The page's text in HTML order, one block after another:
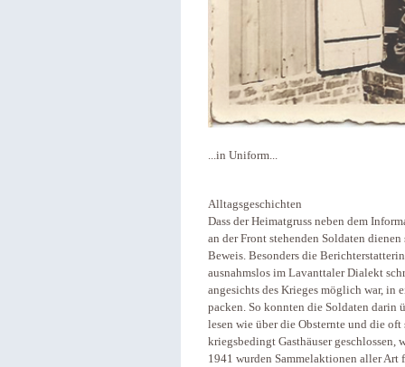
...in Uniform...
Alltagsgeschichten
Dass der Heimatgruss neben dem
an der Front stehenden Soldaten
Beweis. Besonders die
ausnahmslos im Lavanttaler Dialekt
angesichts des Krieges möglich war, in
packen. So konnten die Soldaten darin
lesen wie über die Obsternte und die
kriegsbedingt Gasthäuser geschlossen,
1941 wurden Sammelaktionen aller